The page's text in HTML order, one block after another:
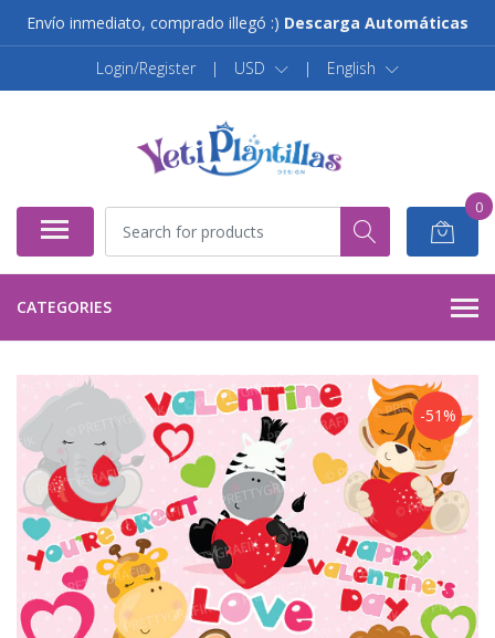
Envío inmediato, comprado illegó :) Descarga Automáticas
Login/Register | USD | English
0
CATEGORIES
-51%